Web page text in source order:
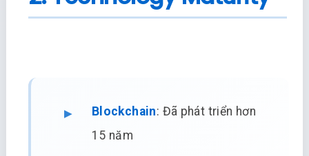
Blockchain: Đã phát triển hơn
15 năm